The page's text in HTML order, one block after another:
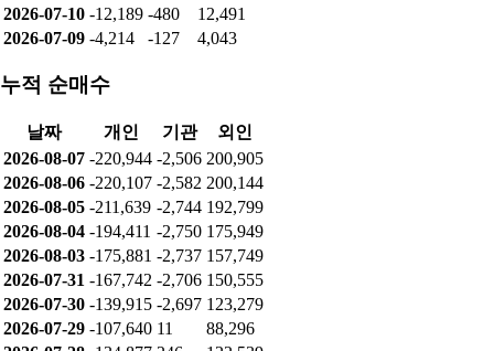
2026-07-10 -12,189 -480
12,491
2026-07-09 -4,214 -127 4,043
누적 순매수
날짜 개인 기관
외인
2026-08-07 -220,944 -2,506 200,905
2026-08-06 -220,107 -2,582 200,144
2026-08-05 -211,639 -2,744 192,799
2026-08-04 -194,411 -2,750 175,949
2026-08-03 -175,881 -2,737 157,749
2026-07-31 -167,742 -2,706 150,555
2026-07-30 -139,915 -2,697 123,279
2026-07-29 -107,640 11
88,296